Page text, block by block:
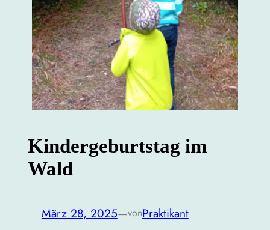
Kindergeburtstag im
Wald
März 28, 2025—vonPraktikant